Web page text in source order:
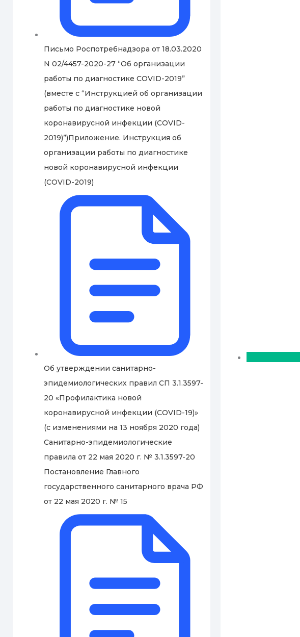
Письмо Роспотребнадзора от 18.03.2020
N 02/4457-2020-27 “Об организации
работы по диагностике COVID-2019”
(вместе с “Инструкцией об организации
работы по диагностике новой
коронавирусной инфекции (COVID-
2019)”)Приложение. Инструкция об
организации работы по диагностике
новой коронавирусной инфекции
(COVID-2019)
Об утверждении санитарно-
эпидемиологических правил СП 3.1.3597-
20 «Профилактика новой
коронавирусной инфекции (COVID-19)»
(с изменениями на 13 ноября 2020 года)
Санитарно-эпидемиологические
правила от 22 мая 2020 г. № 3.1.3597-20
Постановление Главного
государственного санитарного врача РФ
от 22 мая 2020 г. № 15